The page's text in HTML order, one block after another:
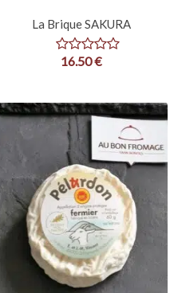
La Brique SAKURA
16.50€